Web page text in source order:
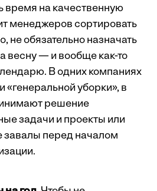
время на качественную
менеджеров сортировать
не обязательно назначать
весну — и вообще как-то
В одних компаниях
уборки», в
решение
задачи и проекты или
завалы перед началом